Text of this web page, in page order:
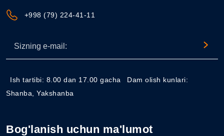
+998 (79) 224-41-11
Ish tartibi: 8.00 dan 17.00 gacha
Dam olish kunlari:
Shanba, Yakshanba
Bog'lanish uchun ma'lumot